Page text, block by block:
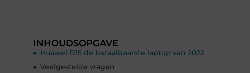
INHOUDSOPGAVE
Huawei D15 de betaalbaarste laptop van 2022
Veelgestelde vragen